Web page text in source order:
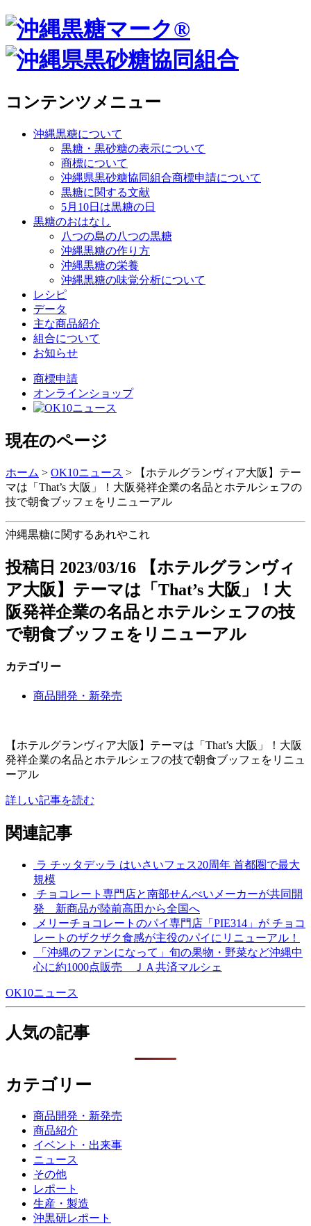
コンテンツメニュー
沖縄黒糖について
黒糖・黒砂糖の表示について
商標について
沖縄県黒砂糖協同組合商標申請について
黒糖に関する文献
5月10日は黒糖の日
黒糖のおはなし
八つの島の八つの黒糖
沖縄黒糖の作り方
沖縄黒糖の栄養
沖縄黒糖の味覚分析について
レシピ
データ
主な商品紹介
組合について
お知らせ
商標申請
オンラインショップ
現在のページ
ホーム > OK10ニュース >
【ホテルグランヴィア大阪】テー
マは「That’s 大阪」！大阪発祥企業の名品とホテルシェフの
技で朝食ブッフェをリニューアル
沖縄黒糖に関するあれやこれ
投稿日 2023/03/16 【ホテルグランヴィ
ア大阪】テーマは「That’s 大阪」！大
阪発祥企業の名品とホテルシェフの技
で朝食ブッフェをリニューアル
カテゴリー
商品開発・新発売
【ホテルグランヴィア大阪】テーマは「That’s 大阪」！大阪
発祥企業の名品とホテルシェフの技で朝食ブッフェをリニュ
ーアル
詳しい記事を読む
関連記事
ラ チッタデッラ はいさいフェス20周年 首都圏で最大
規模
チョコレート専門店と南部せんべいメーカーが共同開
発 新商品が陸前高田から全国へ
メリーチョコレートのパイ専門店「PIE314」が チョコ
レートのザクザク食感が主役のパイにリニューアル！
「沖縄のファンになって」旬の果物・野菜など沖縄中
心に約1000点販売 ＪＡ共済マルシェ
OK10ニュース
人気の記事
カテゴリー
商品開発・新発売
商品紹介
イベント・出来事
ニュース
その他
レポート
生産・製造
沖黒研レポート